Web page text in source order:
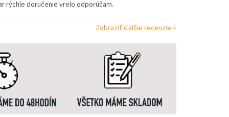
rýchle doručenie vrelo odporúčam.
Zobraziť ďalšie recenzie